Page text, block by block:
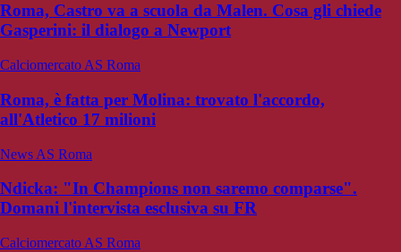
Roma, Castro va a scuola da Malen. Cosa gli chiede
Gasperini: il dialogo a Newport
Calciomercato AS Roma
Roma, è fatta per Molina: trovato l'accordo,
all'Atletico 17 milioni
News AS Roma
Ndicka: "In Champions non saremo comparse".
Domani l'intervista esclusiva su FR
Calciomercato AS Roma